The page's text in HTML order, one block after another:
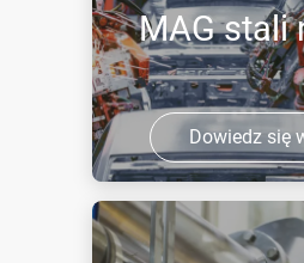
MAG stali
Dowiedz się